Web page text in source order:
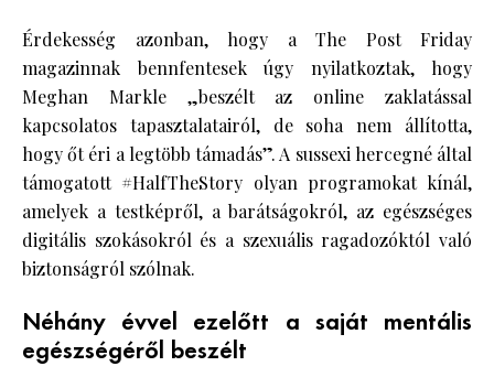
Érdekesség azonban, hogy a The Post Friday
magazinnak bennfentesek úgy nyilatkoztak, hogy
Meghan Markle „beszélt az online zaklatással
kapcsolatos tapasztalatairól, de soha nem állította,
hogy őt éri a legtöbb támadás”. A sussexi hercegné által
támogatott #HalfTheStory olyan programokat kínál,
amelyek a testképről, a barátságokról, az egészséges
digitális szokásokról és a szexuális ragadozóktól való
biztonságról szólnak.
Néhány évvel ezelőtt a saját mentális
egészségéről beszélt